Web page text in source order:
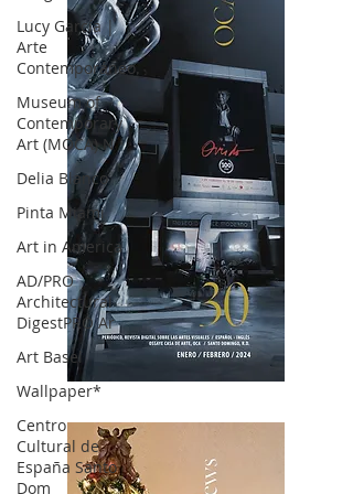
Lucy García |
Arte
Contemporáneo.
Museum of
Contemporary
Art (MOCA) N
Delia Blanco
Pinta Miami
Art in America
AD/PRO
Architectural
DigestPRO Ar
Art Basel
Wallpaper*
Centro
Cultural de
España Santo
Dom
OCA|News 30 /Enero-Febrero / 2024